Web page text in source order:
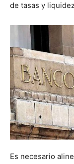
de tasas y
Es necesario